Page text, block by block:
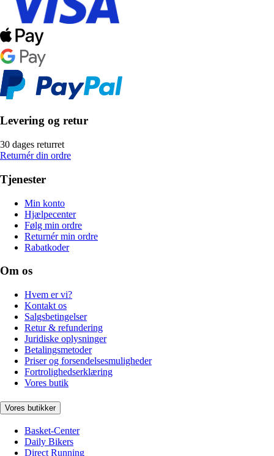
Levering og retur
30 dages returret
Returnér din ordre
Tjenester
Min konto
Hjælpecenter
Følg min ordre
Returnér min ordre
Rabatkoder
Om os
Hvem er vi?
Kontakt os
Salgsbetingelser
Retur & refundering
Juridiske oplysninger
Betalingsmetoder
Priser og forsendelsesmuligheder
Fortrolighedserklæring
Vores butik
Vores butikker
Basket-Center
Daily Bikers
Direct Running